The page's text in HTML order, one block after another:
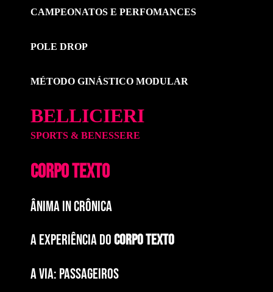
CAMPEONATOS E PERFOMANCES
POLE DROP
MÉTODO GINÁSTICO MODULAR
BELLICIERI
SPORTS & BENESSERE
CORPO TEXTO
ÂNIMA IN CRÔNICA
A EXPERIÊNCIA DOCORPO TEXTO
a via: paSSAGEIROS